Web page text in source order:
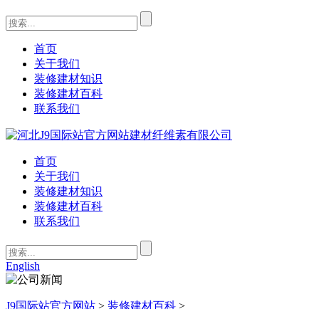
首页
关于我们
装修建材知识
装修建材百科
联系我们
首页
关于我们
装修建材知识
装修建材百科
联系我们
English
J9国际站官方网站 > 装修建材百科 >